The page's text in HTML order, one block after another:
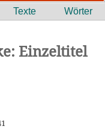
Texte Wörter
Einzeltitel